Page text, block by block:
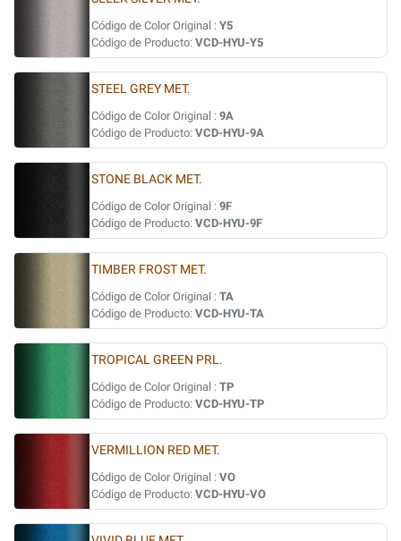
Código de Color Original : Y5
Código de Producto: VCD-HYU-Y5
STEEL GREY MET.
Código de Color Original : 9A
Código de Producto: VCD-HYU-9A
STONE BLACK MET.
Código de Color Original : 9F
Código de Producto: VCD-HYU-9F
TIMBER FROST MET.
Código de Color Original : TA
Código de Producto: VCD-HYU-TA
TROPICAL GREEN PRL.
Código de Color Original : TP
Código de Producto: VCD-HYU-TP
VERMILLION RED MET.
Código de Color Original : VO
Código de Producto: VCD-HYU-VO